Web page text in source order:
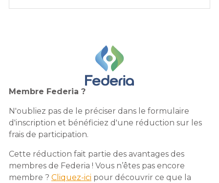
Membre Federia ?
N'oubliez pas de le préciser dans le formulaire
d'inscription et bénéficiez d'une réduction sur les
frais de participation.
Cette réduction fait partie des avantages des
membres de Federia ! Vous n’êtes pas encore
membre ? Cliquez-ici pour découvrir ce que la